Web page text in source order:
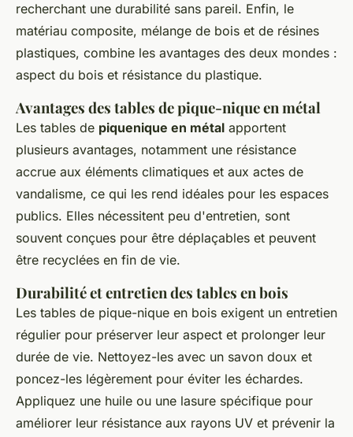
recherchant une durabilité sans pareil. Enfin, le
matériau composite, mélange de bois et de résines
plastiques, combine les avantages des deux mondes :
aspect du bois et résistance du plastique.
Avantages des tables de pique-nique en métal
Les tables de piquenique en métal apportent
plusieurs avantages, notamment une résistance
accrue aux éléments climatiques et aux actes de
vandalisme, ce qui les rend idéales pour les espaces
publics. Elles nécessitent peu d'entretien, sont
souvent conçues pour être déplaçables et peuvent
être recyclées en fin de vie.
Durabilité et entretien des tables en bois
Les tables de pique-nique en bois exigent un entretien
régulier pour préserver leur aspect et prolonger leur
durée de vie. Nettoyez-les avec un savon doux et
poncez-les légèrement pour éviter les échardes.
Appliquez une huile ou une lasure spécifique pour
améliorer leur résistance aux rayons UV et prévenir la